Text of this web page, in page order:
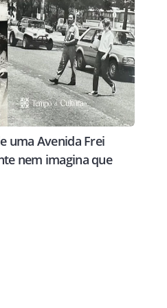
uma Avenida Frei
nem imagina que